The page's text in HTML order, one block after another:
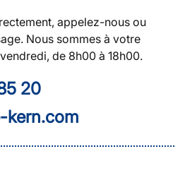
appelez-nous ou
Nous sommes à votre
de 8h00 à 18h00.
20
kern.com